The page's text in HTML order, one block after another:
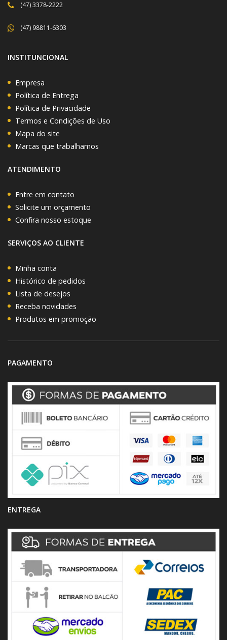
(47) 3378-2222
(47) 98811-6303
INSTITUNCIONAL
Empresa
Política de Entrega
Política de Privacidade
Termos e Condições de Uso
Mapa do site
Marcas que trabalhamos
ATENDIMENTO
Entre em contato
Solicite um orçamento
Confira nosso estoque
SERVIÇOS AO CLIENTE
Minha conta
Histórico de pedidos
Lista de desejos
Receba novidades
Produtos em promoção
PAGAMENTO
ENTREGA